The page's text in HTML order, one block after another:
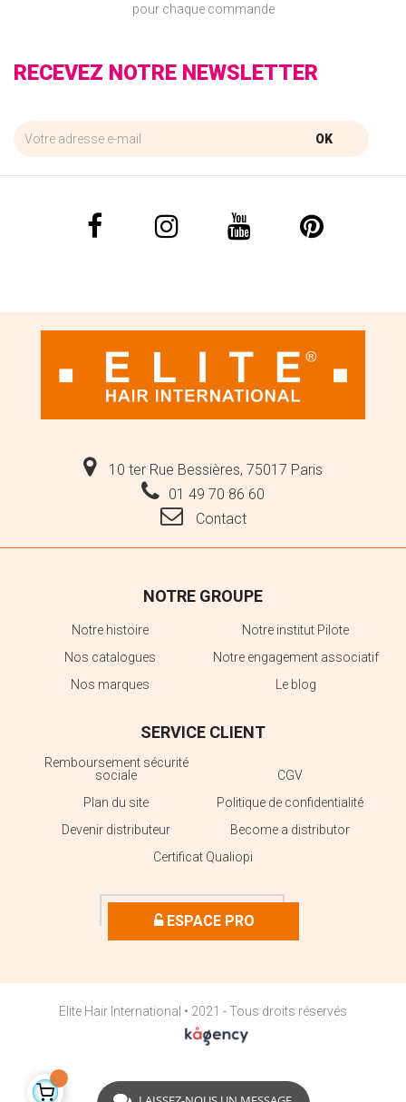
pour chaque commande
RECEVEZ NOTRE NEWSLETTER
OK
10 ter Rue Bessières, 75017 Paris
01 49 70 86 60
Contact
NOTRE GROUPE
Notre histoire
Notre institut Pilote
Nos catalogues
Notre engagement associatif
Nos marques
Le blog
SERVICE CLIENT
Remboursement sécurité
sociale
CGV
Plan du site
Politique de confidentialité
Devenir distributeur
Become a distributor
Certificat Qualiopi
ESPACE PRO
Elite Hair International • 2021 - Tous droits réservés